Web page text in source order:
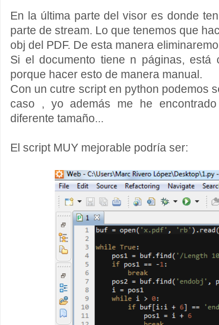
En la última parte del visor es donde
parte de stream. Lo que tenemos que
obj del PDF. De esta manera
Si el documento tiene n páginas, está
porque hacer esto de manera manual.
Con un cutre script en python podemos
caso , yo además me he
diferente tamaño...
El script MUY mejorable podría ser: